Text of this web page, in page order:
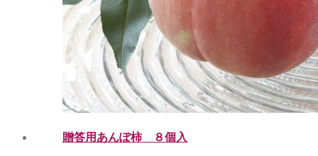
贈答用あんぽ柿 ８個入